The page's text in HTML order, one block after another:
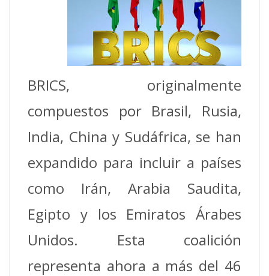
BRICS, originalmente
compuestos por Brasil, Rusia,
India, China y Sudáfrica, se han
expandido para incluir a países
como Irán, Arabia Saudita,
Egipto y los Emiratos Árabes
Unidos. Esta coalición
representa ahora a más del 46